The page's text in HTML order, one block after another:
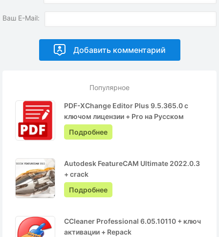
Популярное
PDF-XChange Editor Plus 9.5.365.0 с
ключом лицензии + Pro на Русском
Подробнее
Autodesk FeatureCAM Ultimate 2022.0.3
+ crack
Подробнее
CCleaner Professional 6.05.10110 + ключ
активации + Repack
Ваш E-Mail: